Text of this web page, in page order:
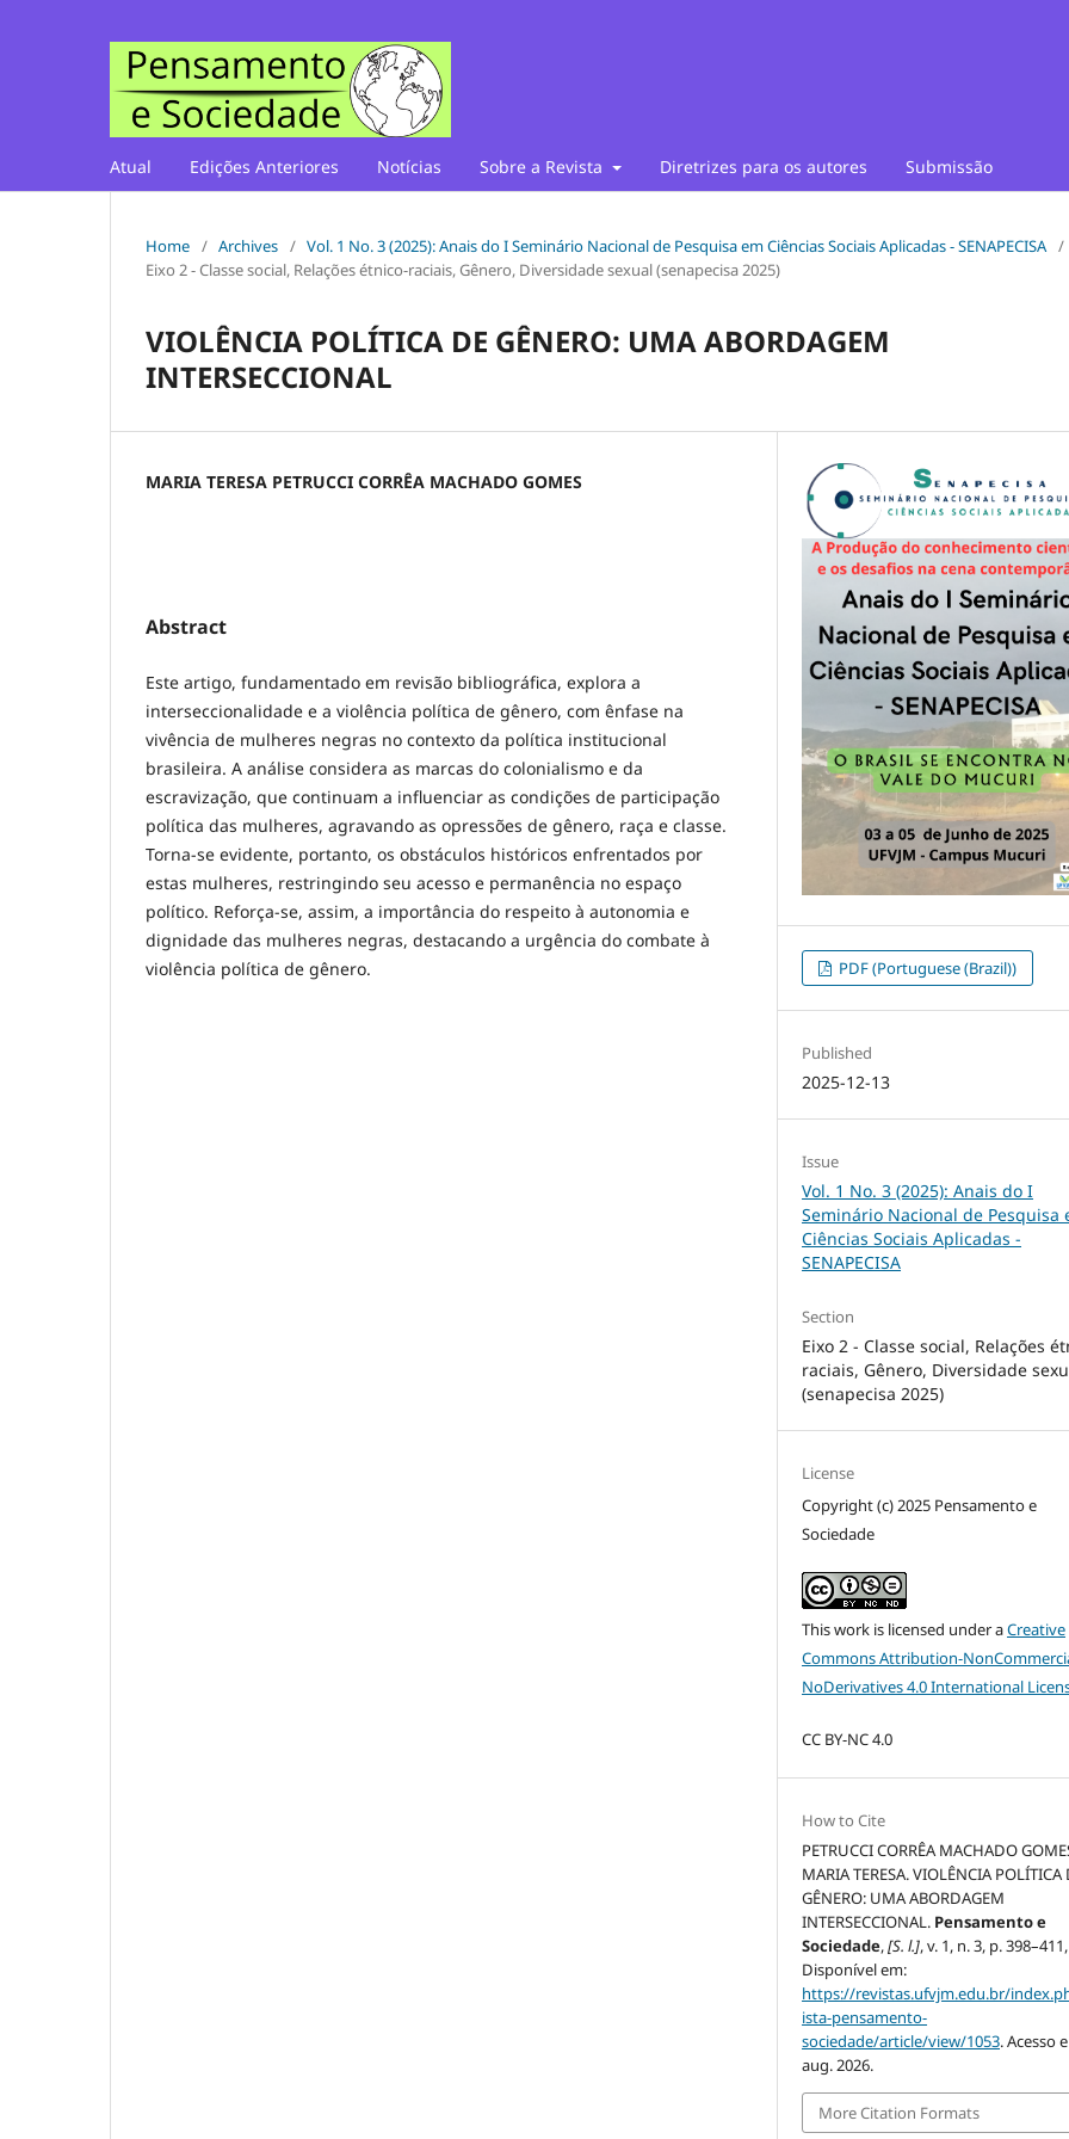
Atual Edições Anteriores Notícias Sobre a Revista Diretrizes para os autores Submissão
Home / Archives / Vol. 1 No. 3 (2025): Anais do I Seminário Nacional de Pesquisa em Ciências Sociais Aplicadas - SENAPECISA /
Eixo 2 - Classe social, Relações étnico-raciais, Gênero, Diversidade sexual (senapecisa 2025)
VIOLÊNCIA POLÍTICA DE GÊNERO: UMA ABORDAGEM
INTERSECCIONAL
MARIA TERESA PETRUCCI CORRÊA MACHADO GOMES
Abstract
Este artigo, fundamentado em revisão bibliográfica, explora a
interseccionalidade e a violência política de gênero, com ênfase na
vivência de mulheres negras no contexto da política institucional
brasileira. A análise considera as marcas do colonialismo e da
escravização, que continuam a influenciar as condições de participação
política das mulheres, agravando as opressões de gênero, raça e classe.
Torna-se evidente, portanto, os obstáculos históricos enfrentados por
estas mulheres, restringindo seu acesso e permanência no espaço
político. Reforça-se, assim, a importância do respeito à autonomia e
dignidade das mulheres negras, destacando a urgência do combate à
violência política de gênero.
PDF (Portuguese (Brazil))
Published
2025-12-13
Issue
Vol. 1 No. 3 (2025): Anais do I
Seminário Nacional de Pesquisa
Ciências Sociais Aplicadas -
SENAPECISA
Section
Eixo 2 - Classe social, Relações
raciais, Gênero, Diversidade
(senapecisa 2025)
License
Copyright (c) 2025 Pensamento e
Sociedade
This work is licensed under aCreative
Commons Attribution-
NoDerivatives 4.0 International
CC BY-NC 4.0
How to Cite
PETRUCCI CORRÊA MACHADO
MARIA TERESA. VIOLÊNCIA POLÍTICA
GÊNERO: UMA ABORDAGEM
INTERSECCIONAL. Pensamento e
Sociedade,[S. l.], v. 1, n. 3, p.
Disponível em:
https://revistas.ufvjm.edu.br/
ista-pensamento-
sociedade/article/view/1053. Acesso
aug. 2026.
More Citation Formats